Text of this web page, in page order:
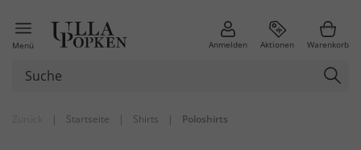
Menü Anmelden Aktionen Warenkorb
| Startseite | Shirts | Poloshirts